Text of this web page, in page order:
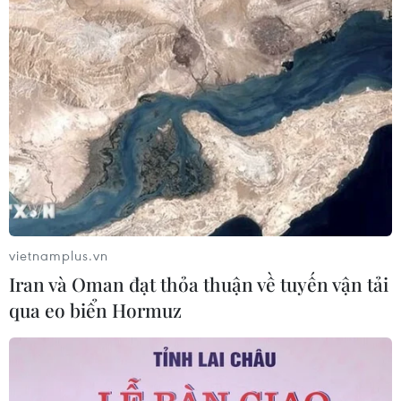
Giá vàng trong nước tiếp tục tăng,
SJC lên ngưỡng 143,3 triệu đồng mỗi
lượng
06/08/2026 02:12
Triều Tiên mở đường bay Bình
Nhưỡng-Wonsan Kalma thúc đẩy du
lịch
06/08/2026 02:05
công ty vàng bạc đá quý
vietnamplus.vn
Iran và Oman đạt thỏa thuận về tuyến vận tải
qua eo biển Hormuz